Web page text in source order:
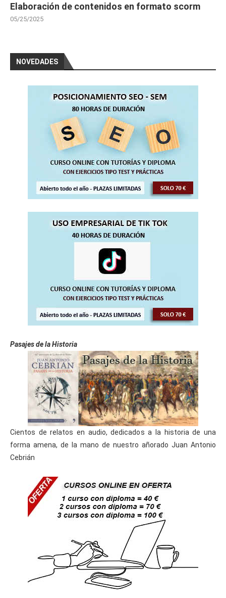
Elaboración de contenidos en formato scorm
05/25/2025
NOVEDADES
Pasajes de la Historia
Cientos de relatos en audio, dedicados a la historia de una
forma amena, de la mano de nuestro añorado Juan Antonio
Cebrián